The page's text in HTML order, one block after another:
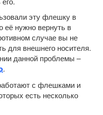
эту флешку в
её нужно вернуть в
случае вы не
для внешнего носителя.
данной проблемы –
.
с флешками и
есть несколько